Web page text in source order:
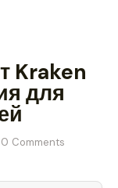
Kraken
для
0 Comments